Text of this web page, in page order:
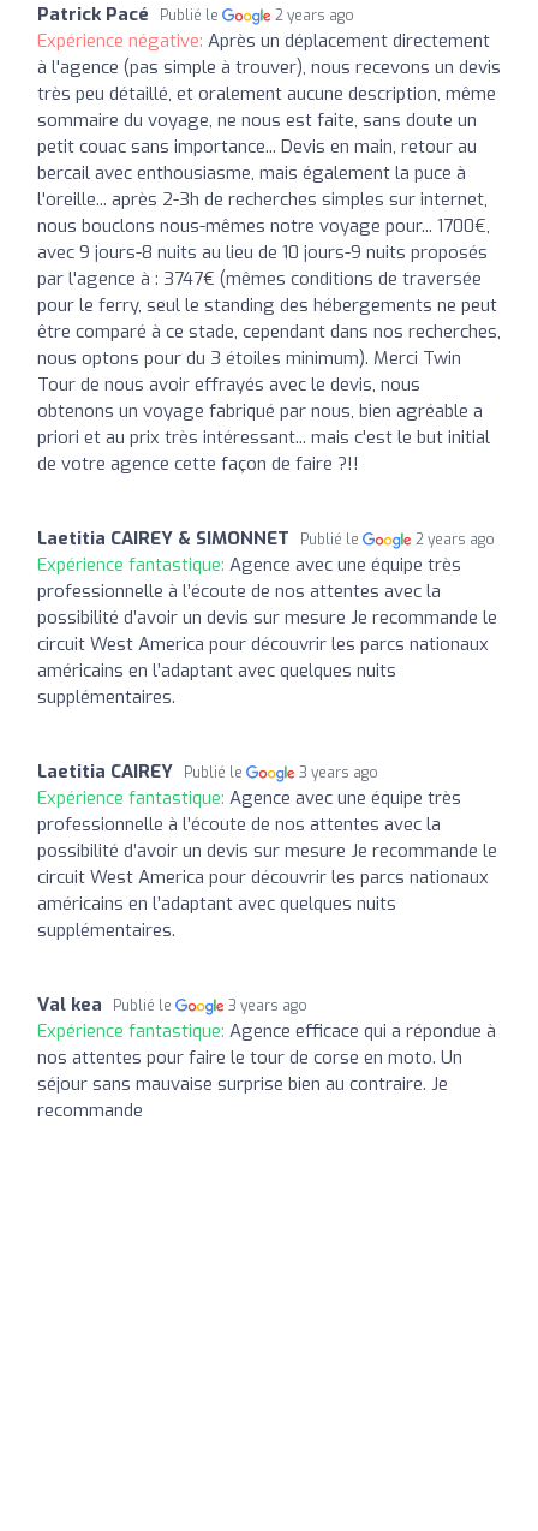
Patrick Pacé Publié le 2 years ago
Expérience négative: Après un déplacement directement
à l'agence (pas simple à trouver), nous recevons un devis
très peu détaillé, et oralement aucune description, même
sommaire du voyage, ne nous est faite, sans doute un
petit couac sans importance... Devis en main, retour au
bercail avec enthousiasme, mais également la puce à
l'oreille... après 2-3h de recherches simples sur internet,
nous bouclons nous-mêmes notre voyage pour... 1700€,
avec 9 jours-8 nuits au lieu de 10 jours-9 nuits proposés
par l'agence à : 3747€ (mêmes conditions de traversée
pour le ferry, seul le standing des hébergements ne peut
être comparé à ce stade, cependant dans nos recherches,
nous optons pour du 3 étoiles minimum). Merci Twin
Tour de nous avoir effrayés avec le devis, nous
obtenons un voyage fabriqué par nous, bien agréable a
priori et au prix très intéressant... mais c'est le but initial
de votre agence cette façon de faire ?!!
Laetitia CAIREY & SIMONNET Publié le 2 years ago
Expérience fantastique: Agence avec une équipe très
professionnelle à l’écoute de nos attentes avec la
possibilité d’avoir un devis sur mesure Je recommande le
circuit West America pour découvrir les parcs nationaux
américains en l’adaptant avec quelques nuits
supplémentaires.
Laetitia CAIREY Publié le 3 years ago
Expérience fantastique: Agence avec une équipe très
professionnelle à l’écoute de nos attentes avec la
possibilité d’avoir un devis sur mesure Je recommande le
circuit West America pour découvrir les parcs nationaux
américains en l’adaptant avec quelques nuits
supplémentaires.
Val kea Publié le 3 years ago
Expérience fantastique: Agence efficace qui a répondue à
nos attentes pour faire le tour de corse en moto. Un
séjour sans mauvaise surprise bien au contraire. Je
recommande